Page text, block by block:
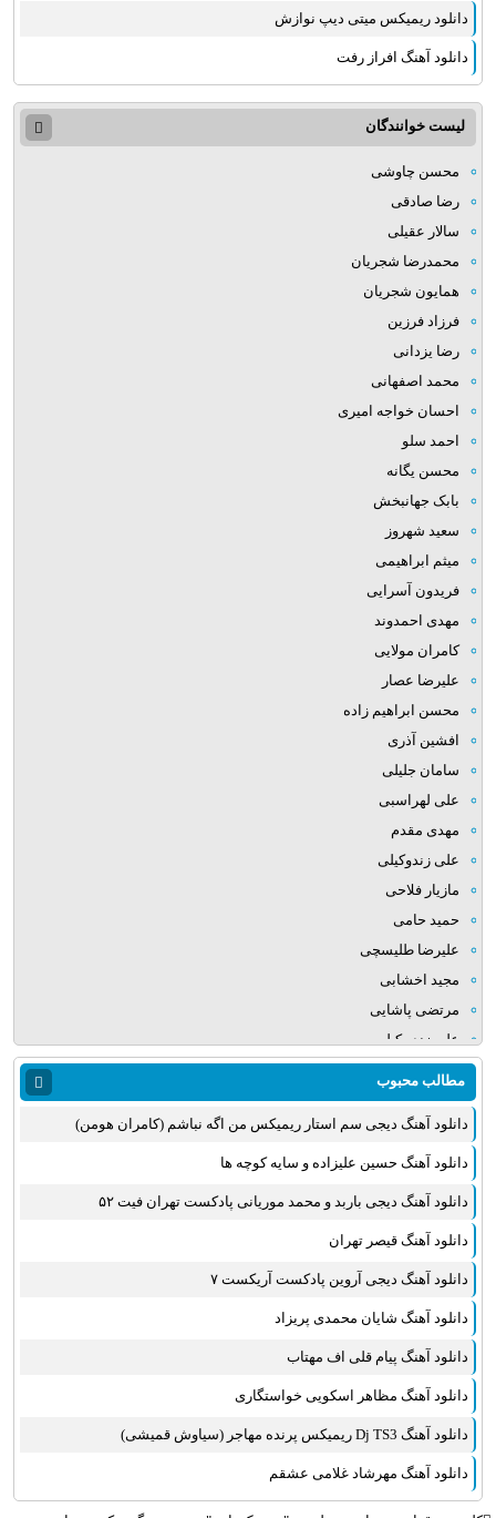
دانلود ریمیکس میتی دیپ نوازش
دانلود آهنگ افراز رفت
لیست خوانندگان
محسن چاوشی
رضا صادقی
سالار عقیلی
محمدرضا شجریان
همایون شجریان
فرزاد فرزین
رضا یزدانی
محمد اصفهانی
احسان خواجه امیری
احمد سلو
محسن یگانه
بابک جهانبخش
سعید شهروز
میثم ابراهیمی
فریدون آسرایی
مهدی احمدوند
کامران مولایی
علیرضا عصار
محسن ابراهیم زاده
افشین آذری
سامان جلیلی
علی لهراسبی
مهدی مقدم
علی زندوکیلی
مازیار فلاحی
حمید حامی
علیرضا طلیسچی
مجید اخشابی
مرتضی پاشایی
علی زند وکیلی
میلاد بابایی
مهدی یراحی
روزبه نعمت الهی
عماد طالب زاده
علی عبدالمالکی
مجید خراطها
زانیار خسروی
امیر عظیمی
بهنام علمشاهی
سینا سرلک
علی شیرازی
مطالب محبوب
دانلود آهنگ دیجی سم استار ریمیکس من اگه نباشم (کامران هومن)
دانلود آهنگ حسین علیزاده و سایه کوچه ها
دانلود آهنگ دیجی باربد و محمد موریانی پادکست تهران فیت ۵۲
دانلود آهنگ قیصر تهران
دانلود آهنگ دیجی آروین پادکست آریکست ۷
دانلود آهنگ شایان محمدی پریزاد
دانلود آهنگ پیام قلی اف مهتاب
دانلود آهنگ مظاهر اسکویی خواستگاری
دانلود آهنگ Dj TS3 ریمیکس پرنده مهاجر (سیاوش قمیشی)
دانلود آهنگ مهرشاد غلامی عشقم